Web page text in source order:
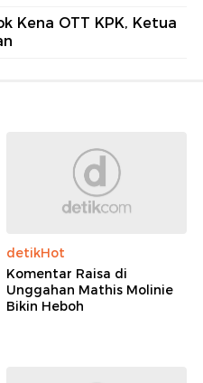
Kena OTT KPK, Ketua
detikHot
Komentar Raisa di
Unggahan Mathis Molinie
Bikin Heboh